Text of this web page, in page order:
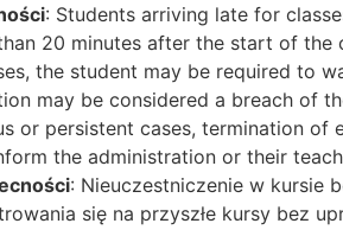
: Students arriving late for
20 minutes after the start of
the student may be required to
may be considered a breach of
or persistent cases, termination
the administration or their
: Nieuczestniczenie w kursie
się na przyszłe kursy bez